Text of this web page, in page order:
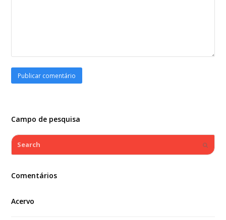
Campo de pesquisa
Search
Comentários
Acervo